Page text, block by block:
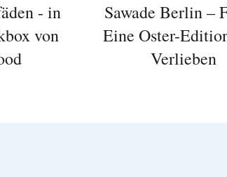
- in
von
Sawade Berlin –
Eine Oster-
Verlieben